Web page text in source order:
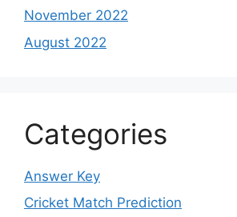
November 2022
August 2022
Categories
Answer Key
Cricket Match Prediction